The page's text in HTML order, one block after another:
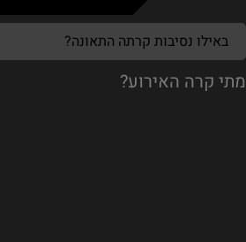
מתי קרה האירוע?